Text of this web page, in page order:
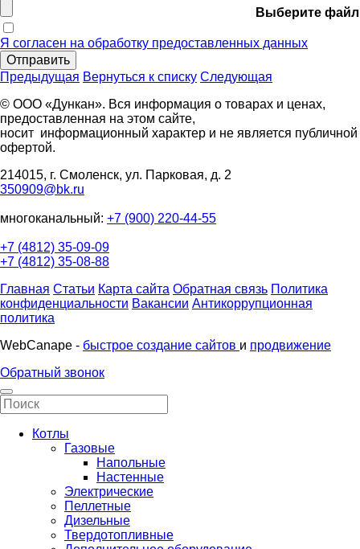
Выберите файл
Я согласен на обработку предоставленных данных
Отправить
Предыдущая Вернуться к списку Следующая
© ООО «Дункан». Вся информация о товарах и ценах,
предоставленная на этом сайте,
носит информационный характер и не является публичной
офертой.
214015, г. Смоленск, ул. Парковая, д. 2
350909@bk.ru
многоканальный: +7 (900) 220-44-55
+7 (4812) 35-09-09
+7 (4812) 35-08-88
Главная Статьи Карта сайта Обратная связь Политика
конфиденциальности Вакансии Антикоррупционная
политика
WebCanape - быстрое создание сайтов и продвижение
Обратный звонок
Котлы
Газовые
Напольные
Настенные
Электрические
Пеллетные
Дизельные
Твердотопливные